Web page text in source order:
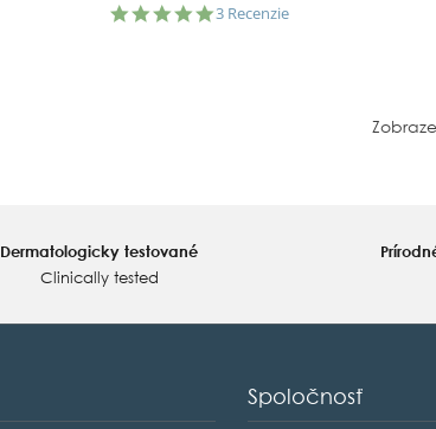
5.0
3 Recenzie
Dermatologicky testované
Clinically tested
Spoločnosť